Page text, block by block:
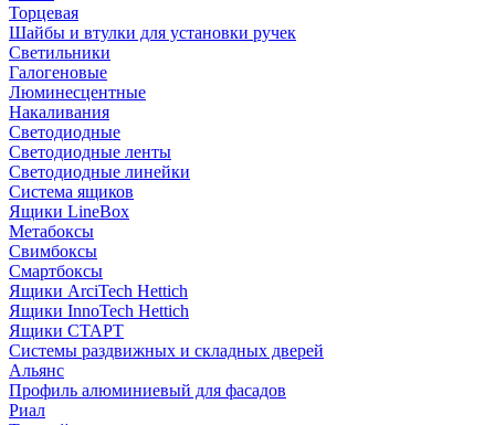
Торцевая
Шайбы и втулки для установки ручек
Светильники
Галогеновые
Люминесцентные
Накаливания
Светодиодные
Светодиодные ленты
Светодиодные линейки
Система ящиков
Ящики LineBox
Метабоксы
Свимбоксы
Смартбоксы
Ящики ArciTech Hettich
Ящики InnoTech Hettich
Ящики СТАРТ
Системы раздвижных и складных дверей
Альянс
Профиль алюминиевый для фасадов
Риал